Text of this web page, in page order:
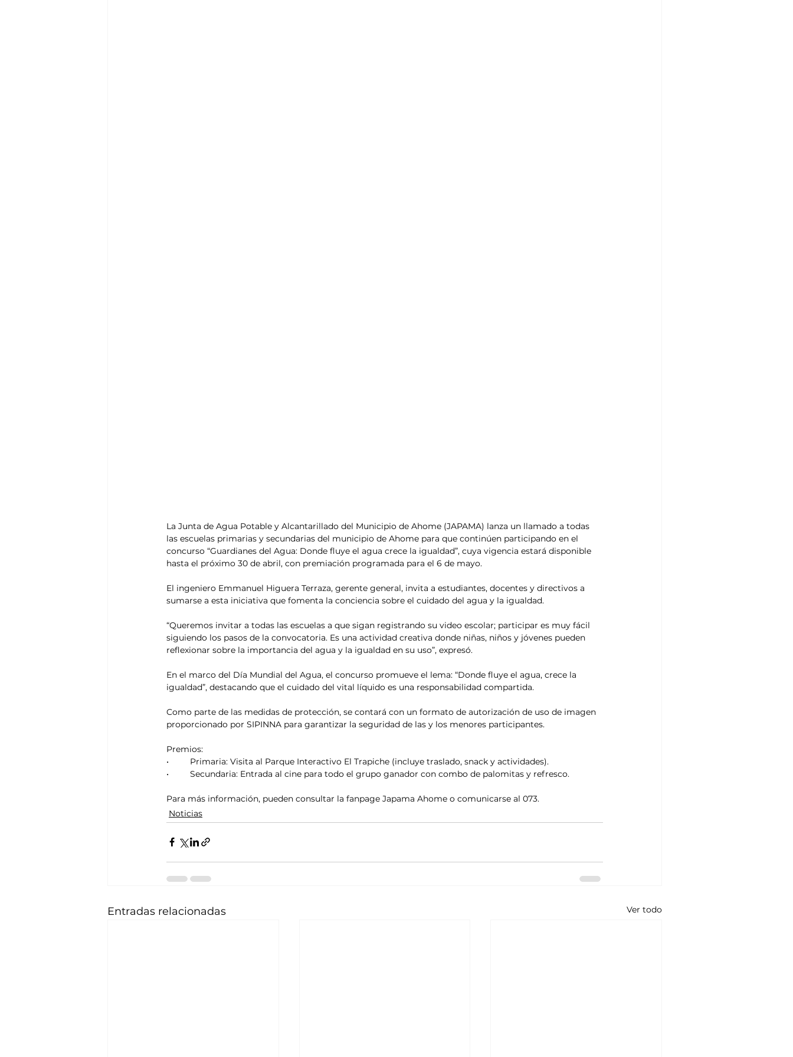
La Junta de Agua Potable y Alcantarillado del Municipio de Ahome (JAPAMA) lanza un llamado a todas
las escuelas primarias y secundarias del municipio de Ahome para que continúen participando en el
concurso “Guardianes del Agua: Donde fluye el agua crece la igualdad”, cuya vigencia estará disponible
hasta el próximo 30 de abril, con premiación programada para el 6 de mayo.
El ingeniero Emmanuel Higuera Terraza, gerente general, invita a estudiantes, docentes y directivos a
sumarse a esta iniciativa que fomenta la conciencia sobre el cuidado del agua y la igualdad.
“Queremos invitar a todas las escuelas a que sigan registrando su video escolar; participar es muy fácil
siguiendo los pasos de la convocatoria. Es una actividad creativa donde niñas, niños y jóvenes pueden
reflexionar sobre la importancia del agua y la igualdad en su uso”, expresó.
En el marco del Día Mundial del Agua, el concurso promueve el lema: “Donde fluye el agua, crece la
igualdad”, destacando que el cuidado del vital líquido es una responsabilidad compartida.
Como parte de las medidas de protección, se contará con un formato de autorización de uso de imagen
proporcionado por SIPINNA para garantizar la seguridad de las y los menores participantes.
Premios:
•	Primaria: Visita al Parque Interactivo El Trapiche (incluye traslado, snack y actividades).
•	Secundaria: Entrada al cine para todo el grupo ganador con combo de palomitas y refresco.
Para más información, pueden consultar la fanpage Japama Ahome o comunicarse al 073.
Noticias
Entradas relacionadas Ver todo